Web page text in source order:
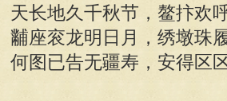
天长地久千秋节，鳌抃欢
黼座衮龙明日月，绣墩珠
何图已告无疆寿，安得区